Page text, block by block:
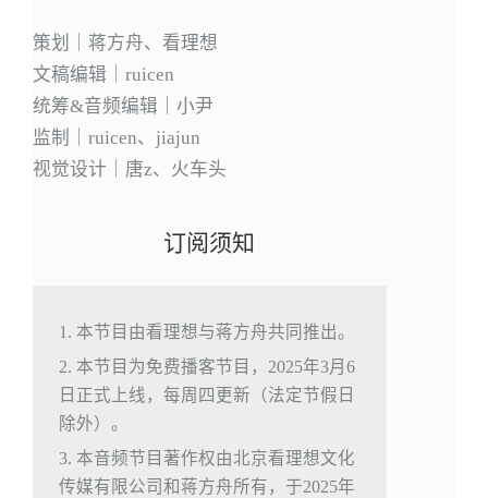
策划｜蒋方舟、看理想
文稿编辑｜ruicen
统筹&音频编辑｜小尹
监制｜ruicen、jiajun
视觉设计｜唐z、火车头
订阅须知
1. 本节目由看理想与蒋方舟共同推出。
2. 本节目为免费播客节目，2025年3月6
日正式上线，每周四更新（法定节假日
除外）。
3. 本音频节目著作权由北京看理想文化
传媒有限公司和蒋方舟所有，于2025年